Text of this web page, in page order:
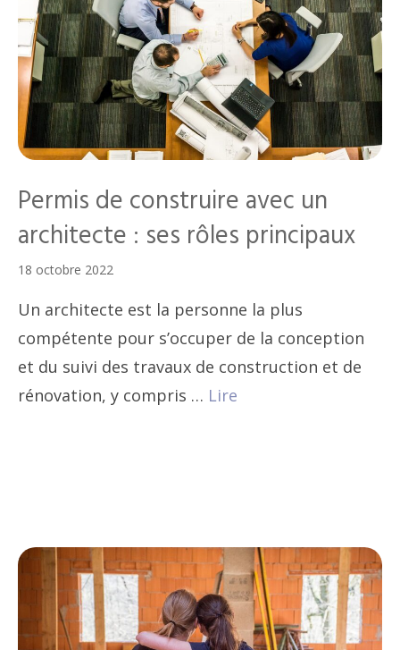
Permis de construire avec un
architecte : ses rôles principaux
18 octobre 2022
Un architecte est la personne la plus
compétente pour s’occuper de la conception
et du suivi des travaux de construction et de
rénovation, y compris … Lire